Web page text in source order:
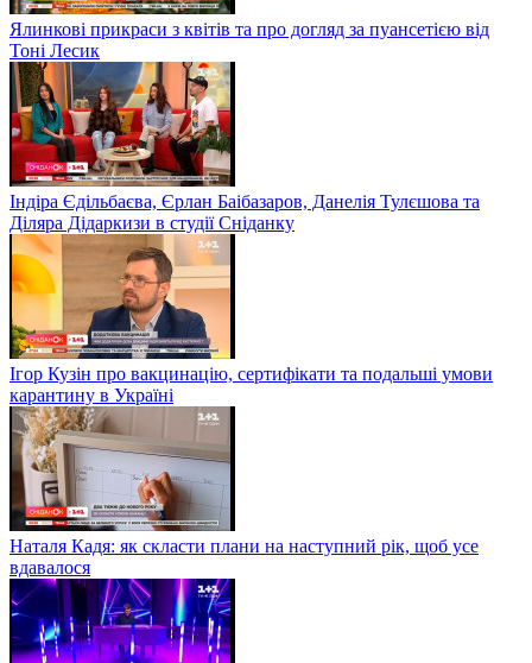
Ялинкові прикраси з квітів та про догляд за пуансетією від
Тоні Лесик
Індіра Єдільбаєва, Єрлан Баібазаров, Данелія Тулєшова та
Діляра Дідаркизи в студії Сніданку
Ігор Кузін про вакцинацію, сертифікати та подальші умови
карантину в Україні
Наталя Кадя: як скласти плани на наступний рік, щоб усе
вдавалося